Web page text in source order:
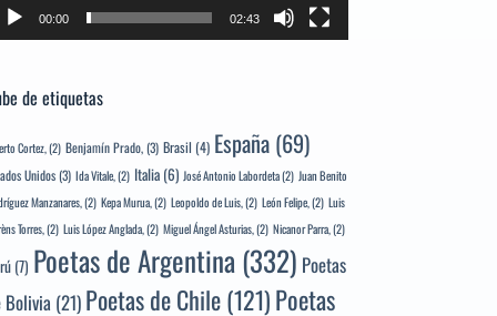
00:00 02:43
de etiquetas
Cortez,(2) Benjamín Prado,(3) Brasil (4) España (69)
Unidos(3) Ida Vitale,(2) Italia (6) José Antonio Labordeta(2) Juan Benito
Manzanares,(2) Kepa Murua,(2) Leopoldo de Luis,(2) León Felipe,(2) Luis
Torres,(2) Luis López Anglada,(2) Miguel Ángel Asturias,(2) Nicanor Parra,(2)
(7) Poetas de Argentina(332) Poetas
Bolivia(21) Poetas de Chile(121)Poetas